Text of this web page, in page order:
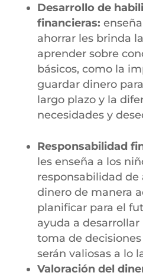
Desarrollo de
financieras: e
ahorrar les brinda
aprender sobre
básicos, como la
guardar dinero
largo plazo y la
necesidades y
Responsabilidad
les enseña a los
responsabilidad de
dinero de manera
planificar para el
ayuda a
toma de
serán valiosas a lo
Valoración del